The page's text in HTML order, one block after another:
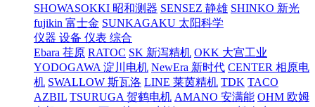
SHOWASOKKI 昭和测器 SENSEZ 静雄 SHINKO 新光
fujikin 富士金 SUNKAGAKU 太阳科学
仪器 设备 仪表 综合
Ebara 荏原 RATOC SK 新泻精机 OKK 大宫工业
YODOGAWA 淀川电机 NewEra 新时代 CENTER 相原电
机 SWALLOW 斯瓦洛 LINE 莱茵精机 TDK TACO
AZBIL TSURUGA 贺鹤电机 AMANO 安满能 OHM 欧姆